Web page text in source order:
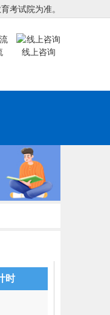
考试院为准。
线上咨询
时